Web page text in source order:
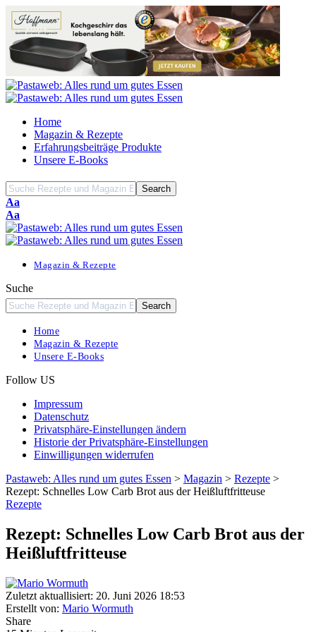
Home
Magazin & Rezepte
Erfahrungsbeiträge Produkte
Unsere E-Books
Font
Resizer
Aa
Font
Resizer
Aa
Magazin & Rezepte
Suche
Home
Magazin & Rezepte
Unsere E-Books
Follow US
Impressum
Datenschutz
Privatsphäre-Einstellungen ändern
Historie der Privatsphäre-Einstellungen
Einwilligungen widerrufen
Pastaweb: Alles rund um gutes Essen > Magazin > Rezepte >
Rezept: Schnelles Low Carb Brot aus der Heißluftfritteuse
Rezepte
Rezept: Schnelles Low Carb Brot aus der
Heißluftfritteuse
Zuletzt aktuallisiert: 20. Juni 2026 18:53
Erstellt von: Mario Wormuth
Share